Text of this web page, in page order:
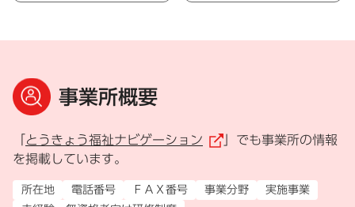
事業所概要
とうきょう福祉ナビゲーション （外部リンク）
」でも事業所の情報
を掲載しています。
所在地 電話番号 ＦＡＸ番号 事業分野
実施事業